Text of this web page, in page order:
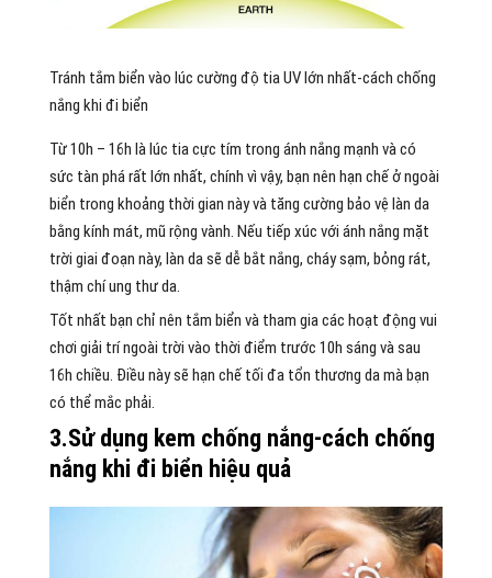
Tránh tắm biển vào lúc cường độ tia UV lớn nhất-cách chống
nắng khi đi biển
Từ 10h – 16h là lúc tia cực tím trong ánh nắng mạnh và có
sức tàn phá rất lớn nhất, chính vì vậy, bạn nên hạn chế ở ngoài
biển trong khoảng thời gian này và tăng cường bảo vệ làn da
bằng kính mát, mũ rộng vành. Nếu tiếp xúc với ánh nắng mặt
trời giai đoạn này, làn da sẽ dễ bắt nắng, cháy sạm, bỏng rát,
thậm chí ung thư da.
Tốt nhất bạn chỉ nên tắm biển và tham gia các hoạt động vui
chơi giải trí ngoài trời vào thời điểm trước 10h sáng và sau
16h chiều. Điều này sẽ hạn chế tối đa tổn thương da mà bạn
có thể mắc phải.
3.Sử dụng kem chống nắng-cách chống
nắng khi đi biển hiệu quả